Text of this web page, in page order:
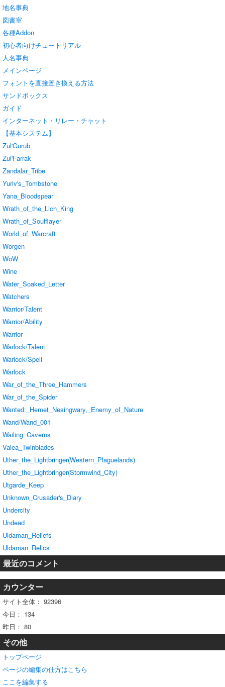
地名事典
図書室
各種Addon
初心者向けチュートリアル
人名事典
メインページ
フォントを直接置き換える方法
サンドボックス
ガイド
インターネット・リレー・チャット
【基本システム】
Zul'Gurub
Zul'Farrak
Zandalar_Tribe
Yuriv's_Tombstone
Yana_Bloodspear
Wrath_of_the_Lich_King
Wrath_of_Soulflayer
World_of_Warcraft
Worgen
WoW
Wine
Water_Soaked_Letter
Watchers
Warrior/Talent
Warrior/Ability
Warrior
Warlock/Talent
Warlock/Spell
Warlock
War_of_the_Three_Hammers
War_of_the_Spider
Wanted:_Hemet_Nesingwary,_Enemy_of_Nature
Wand/Wand_001
Wailing_Caverns
Valea_Twinblades
Uther_the_Lightbringer(Western_Plaguelands)
Uther_the_Lightbringer(Stormwind_City)
Utgarde_Keep
Unknown_Crusader's_Diary
Undercity
Undead
Uldaman_Reliefs
Uldaman_Relics
最近のコメント
カウンター
サイト全体： 92396
今日： 134
昨日： 80
その他
トップページ
ページの編集の仕方はこちら
ここを編集する